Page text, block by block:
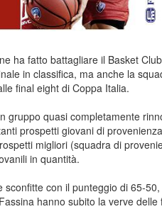
ha fatto battagliare il Basket
in classifica, ma anche la
final eight di Coppa Italia.
gruppo quasi completamente
prospetti giovani di
migliori (squadra di
in quantità.
con il punteggio di 65-
hanno subito la verve